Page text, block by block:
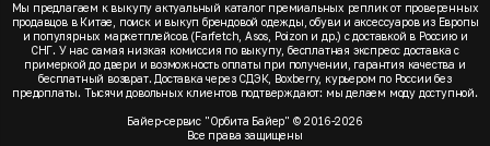
Мы предлагаем к выкупу актуальный каталог премиальных реплик от проверенных
продавцов в Китае, поиск и выкуп брендовой одежды, обуви и аксессуаров из Европы
и популярных маркетплейсов (Farfetch, Asos, Poizon и др.) с доставкой в Россию и
СНГ. У нас самая низкая комиссия по выкупу, бесплатная экспресс доставка с
примеркой до двери и возможность оплаты при получении, гарантия качества и
бесплатный возврат. Доставка через СДЭК, Boxberry, курьером по России без
предоплаты. Тысячи довольных клиентов подтверждают: мы делаем моду доступной.
Байер-сервис "Орбита Байер" © 2016-2026
Все права защищены